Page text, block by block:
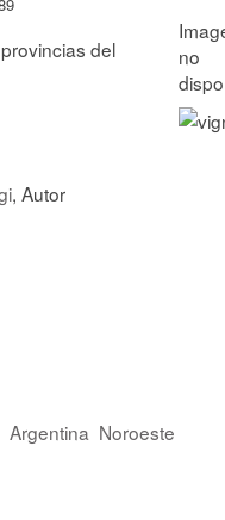
del
, Autor
Argentina Noroeste